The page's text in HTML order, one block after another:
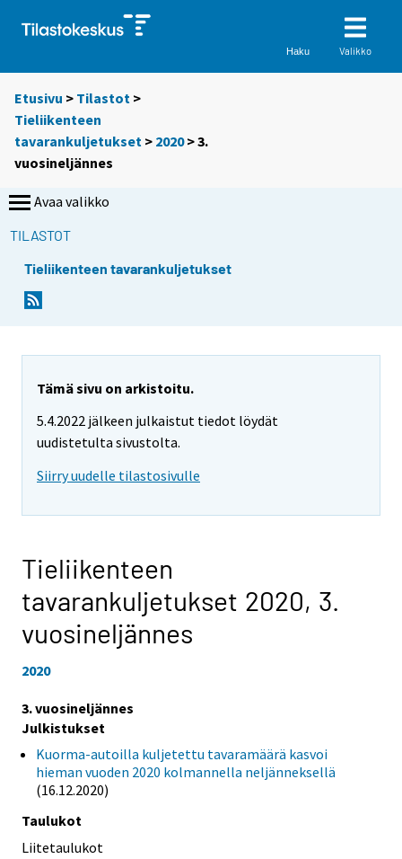
Haku Valikko
Etusivu > Tilastot >
Tieliikenteen
tavarankuljetukset > 2020>3.
vuosineljännes
Avaa valikko
TILASTOT
Tieliikenteen tavarankuljetukset
Tämä sivu on arkistoitu.
5.4.2022 jälkeen julkaistut tiedot löydät
uudistetulta sivustolta.
Siirry uudelle tilastosivulle
Tieliikenteen
tavarankuljetukset 2020, 3.
vuosineljännes
2020
3. vuosineljännes
Julkistukset
Kuorma-autoilla kuljetettu tavaramäärä kasvoi
hieman vuoden 2020 kolmannella neljänneksellä
(16.12.2020)
Taulukot
Liitetaulukot